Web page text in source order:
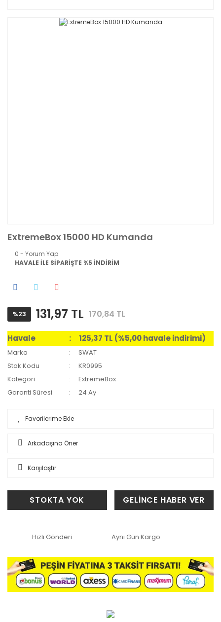
ExtremeBox 15000 HD Kumanda
0 - Yorum Yap
HAVALE İLE SİPARİŞTE %5 İNDİRİM
%23 131,97 TL 170,84 TL
Havale 125,37 TL (%5,00 havale indirimi)
Marka
SWAT
Stok Kodu
KR0995
Kategori
ExtremeBox
Garanti Süresi
24 Ay
Arkadaşına Öner
Karşılaştır
STOKTA YOK GELİNCE HABER VER
Hızlı Gönderi Aynı Gün Kargo